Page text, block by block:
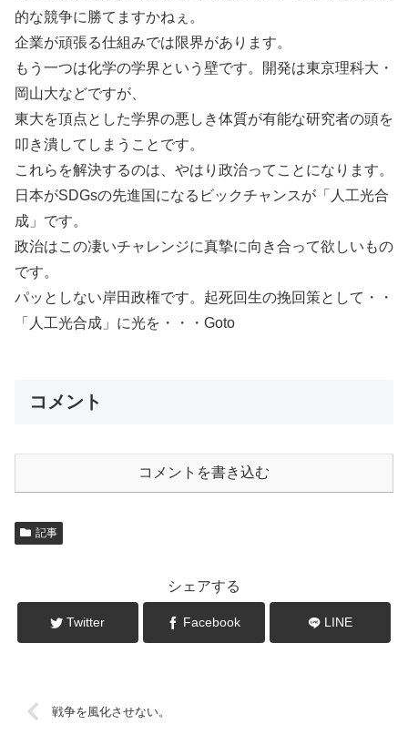
的な競争に勝てますかねぇ。
企業が頑張る仕組みでは限界があります。
もう一つは化学の学界という壁です。開発は東京理科大・
岡山大などですが、
東大を頂点とした学界の悪しき体質が有能な研究者の頭を
叩き潰してしまうことです。
これらを解決するのは、やはり政治ってことになります。
日本がSDGsの先進国になるビックチャンスが「人工光合
成」です。
政治はこの凄いチャレンジに真摯に向き合って欲しいもの
です。
パッとしない岸田政権です。起死回生の挽回策として・・
「人工光合成」に光を・・・Goto
コメント
コメントを書き込む
記事
シェアする
Twitter Facebook LINE
戦争を風化させない。